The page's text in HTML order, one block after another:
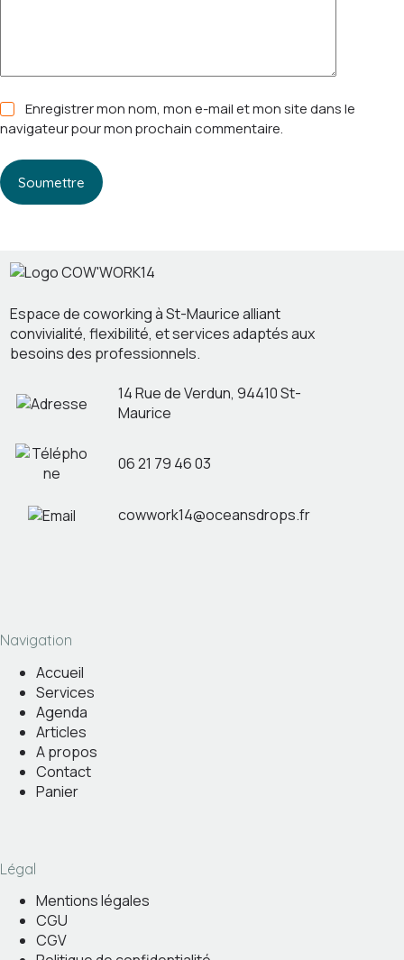
Enregistrer mon nom, mon e-mail et mon site dans le
navigateur pour mon prochain commentaire.
Soumettre
Espace de coworking à St-Maurice alliant
convivialité, flexibilité, et services adaptés aux
besoins des professionnels.
14 Rue de Verdun, 94410 St-
Maurice
06 21 79 46 03
cowwork14@oceansdrops.fr
Navigation
Accueil
Services
Agenda
Articles
A propos
Contact
Panier
Légal
Mentions légales
CGU
CGV